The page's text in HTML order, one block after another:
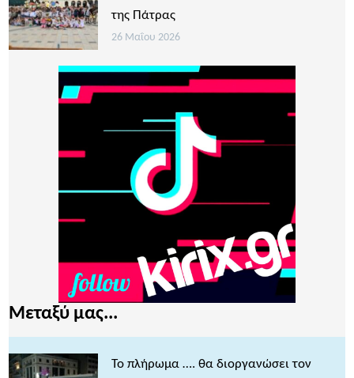
της Πάτρας
26 Μαΐου 2026
Μεταξύ μας...
Το πλήρωμα …. θα διοργανώσει τον